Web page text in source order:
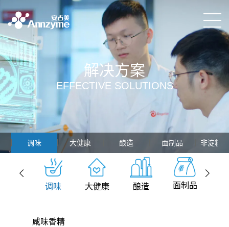
解决方案
EFFECTIVE SOLUTIONS
调味 大健康 酿造 面制品 非淀粉
调味 大健康 酿造 面制品
咸味香精